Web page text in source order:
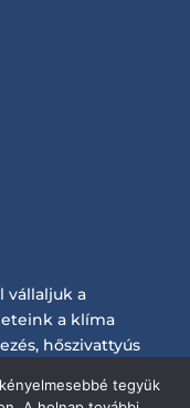
vállaljuk a
a klíma
hőszivattyús
tegyük